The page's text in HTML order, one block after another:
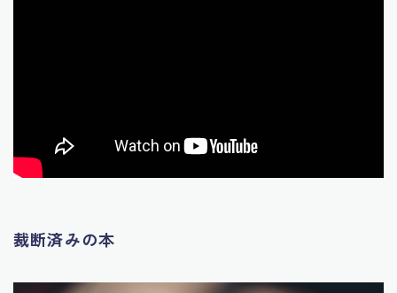
裁断済みの本